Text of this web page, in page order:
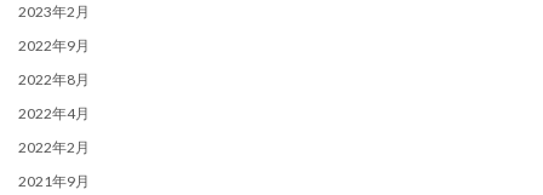
2023年2月
2022年9月
2022年8月
2022年4月
2022年2月
2021年9月